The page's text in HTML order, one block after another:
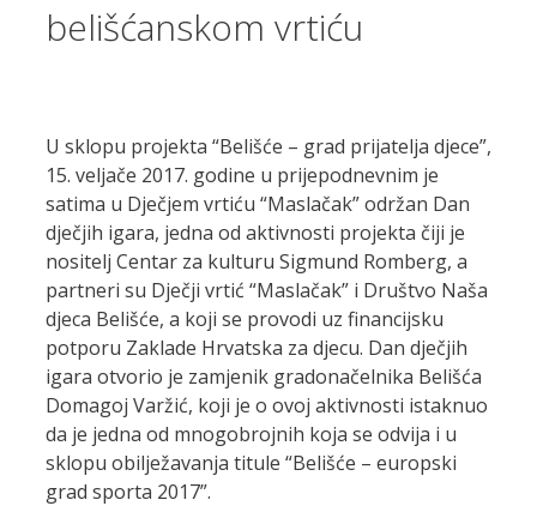
belišćanskom vrtiću
U sklopu projekta “Belišće – grad prijatelja djece”,
15. veljače 2017. godine u prijepodnevnim je
satima u Dječjem vrtiću “Maslačak” održan Dan
dječjih igara, jedna od aktivnosti projekta čiji je
nositelj Centar za kulturu Sigmund Romberg, a
partneri su Dječji vrtić “Maslačak” i Društvo Naša
djeca Belišće, a koji se provodi uz financijsku
potporu Zaklade Hrvatska za djecu. Dan dječjih
igara otvorio je zamjenik gradonačelnika Belišća
Domagoj Varžić, koji je o ovoj aktivnosti istaknuo
da je jedna od mnogobrojnih koja se odvija i u
sklopu obilježavanja titule “Belišće – europski
grad sporta 2017”.